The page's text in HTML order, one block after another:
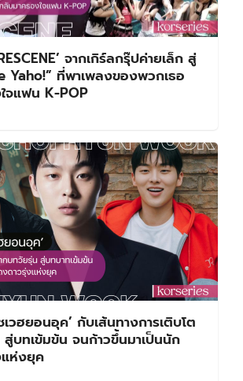
จากเกิร์ลกรุ๊ปค่ายเล็ก สู่
Yaho!” ที่พาเพลงของพวกเธอ
จแฟน K-POP
เวฮยอนอุค’ กับเส้นทางการเติบโต
บทเข้มข้น จนก้าวขึ้นมาเป็นนัก
ห่งยุค